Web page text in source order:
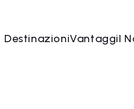
DestinazioniVantaggiI